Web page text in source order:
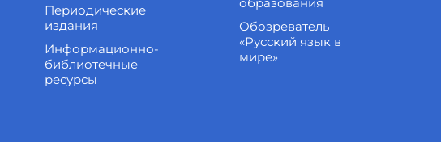
Периодические
издания
Информационно-
библиотечные
ресурсы
Обозреватель
«Русский язык в
мире»